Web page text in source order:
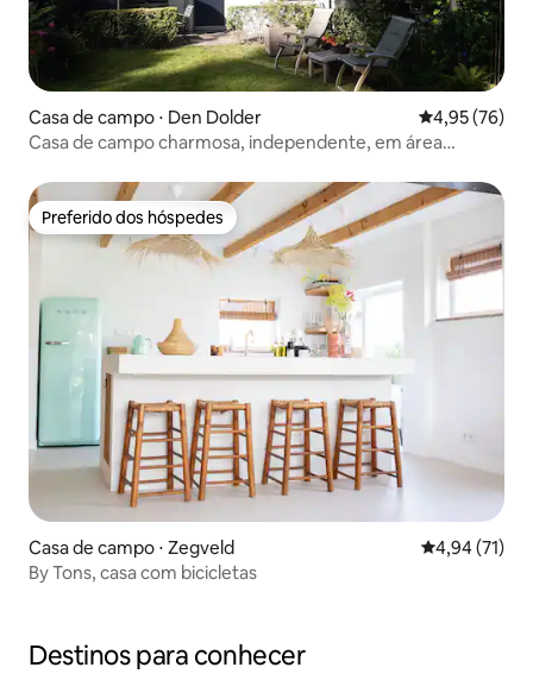
Casa de campo ⋅ Den Dolder 4,95 de uma
4,95 (76)
Casa de campo charmosa, independente, em área
Preferido dos hóspedes
Preferido dos hóspedes
Casa de campo ⋅ Zegveld 4,94 de uma
4,94 (71)
By Tons, casa com bicicletas
Destinos para conhecer